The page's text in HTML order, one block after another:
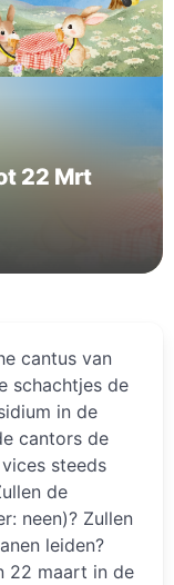
22 Mrt
cantus van
schachtjes de
in de
cantors de
steeds
de
neen)? Zullen
leiden?
22 maart in de